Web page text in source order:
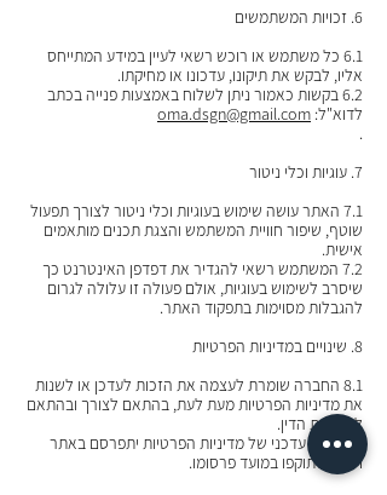
6. זכויות המשתמשים
6.1 כל משתמש או רוכש רשאי לעיין במידע המתייחס
אליו, לבקש את תיקונו, עדכונו או מחיקתו.
6.2 בקשות כאמור ניתן לשלוח באמצעות פנייה בכתב
לדוא"ל: oma.dsgn@gmail.com
.
7. עוגיות וכלי ניטור
7.1 האתר עושה שימוש בעוגיות וכלי ניטור לצורך תפעול
שוטף, שיפור חוויית המשתמש והצגת תכנים מותאמים
אישית.
7.2 המשתמש רשאי להגדיר את דפדפן האינטרנט כך
שיסרב לשימוש בעוגיות, אולם פעולה זו עלולה לגרום
להגבלות מסוימות בתפקוד האתר.
8. שינויים במדיניות הפרטיות
8.1 החברה שומרת לעצמה את הזכות לעדכן או לשנות
את מדיניות הפרטיות מעת לעת, בהתאם לצורך ובהתאם
להוראות הדין.
8.2 נוסח עדכני של מדיניות הפרטיות יתפרסם באתר
וייכנס לתוקפו במועד פרסומו.